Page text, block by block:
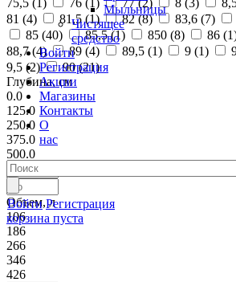
Мыльницы
Чистящее
средство
Войти
Регистрация
Акции
Магазины
Контакты
О
нас
Войти Регистрация
корзина пуста
81 (4) 81,5 (1) 82 (8) 83,6 (7)
85 (40) 85,5 (1) 850 (8) 86 (1
88,7 (4) 89 (4) 89,5 (1) 9 (1)
9,5 (2) 90 (21)
Глубина, см
0.0
125.0
250.0
375.0
500.0
Объем, л
106
186
266
346
426